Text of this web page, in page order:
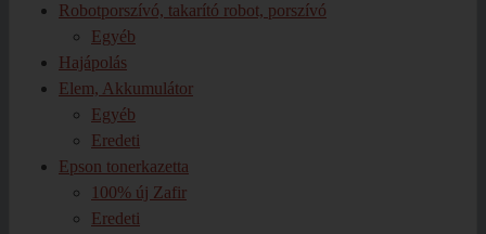
Robotporszívó, takarító robot, porszívó
Egyéb
Hajápolás
Elem, Akkumulátor
Egyéb
Eredeti
Epson tonerkazetta
100% új Zafir
Eredeti